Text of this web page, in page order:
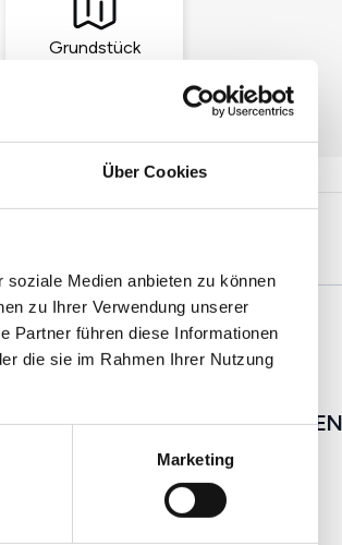
Über Cookies
Medien anbieten zu können
zu Ihrer Verwendung unserer
Partner führen diese Informationen
die sie im Rahmen Ihrer Nutzung
Marketing
Grundstück
Jörg Scholze
Immobilienmakler
Chausseestr. 1